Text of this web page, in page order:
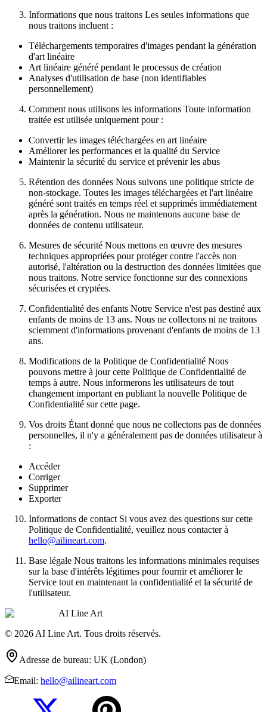
Informations que nous traitons Les seules informations que
nous traitons incluent :
Téléchargements temporaires d'images pendant la génération
d'art linéaire
Art linéaire généré pendant le processus de création
Analyses d'utilisation de base (non identifiables
personnellement)
Comment nous utilisons les informations Toute information
traitée est utilisée uniquement pour :
Convertir les images téléchargées en art linéaire
Améliorer les performances et la qualité du Service
Maintenir la sécurité du service et prévenir les abus
Rétention des données Nous suivons une politique stricte de
non-stockage. Toutes les images téléchargées et l'art linéaire
généré sont traités en temps réel et supprimés immédiatement
après la génération. Nous ne maintenons aucune base de
données de contenu utilisateur.
Mesures de sécurité Nous mettons en œuvre des mesures
techniques appropriées pour protéger contre l'accès non
autorisé, l'altération ou la destruction des données limitées que
nous traitons. Notre service fonctionne sur des connexions
sécurisées et cryptées.
Confidentialité des enfants Notre Service n'est pas destiné aux
enfants de moins de 13 ans. Nous ne collectons ni ne traitons
sciemment d'informations provenant d'enfants de moins de 13
ans.
Modifications de la Politique de Confidentialité Nous
pouvons mettre à jour cette Politique de Confidentialité de
temps à autre. Nous informerons les utilisateurs de tout
changement important en publiant la nouvelle Politique de
Confidentialité sur cette page.
Vos droits Étant donné que nous ne collectons pas de données
personnelles, il n'y a généralement pas de données utilisateur à
:
Accéder
Corriger
Supprimer
Exporter
Informations de contact Si vous avez des questions sur cette
Politique de Confidentialité, veuillez nous contacter à
hello@ailineart.com.
Base légale Nous traitons les informations minimales requises
sur la base d'intérêts légitimes pour fournir et améliorer le
Service tout en maintenant la confidentialité et la sécurité de
l'utilisateur.
AI Line Art
© 2026 AI Line Art. Tous droits réservés.
Adresse de bureau: UK (London)
Email: hello@ailineart.com